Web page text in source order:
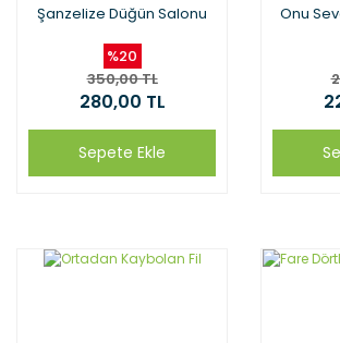
Şanzelize Düğün Salonu
%20
350,00 TL
280,00 TL
Sepete Ekle
Onu